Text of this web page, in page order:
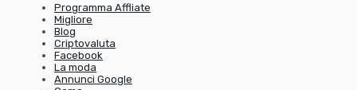
Programma Affliate
Migliore
Blog
Criptovaluta
Facebook
La moda
Annunci Google